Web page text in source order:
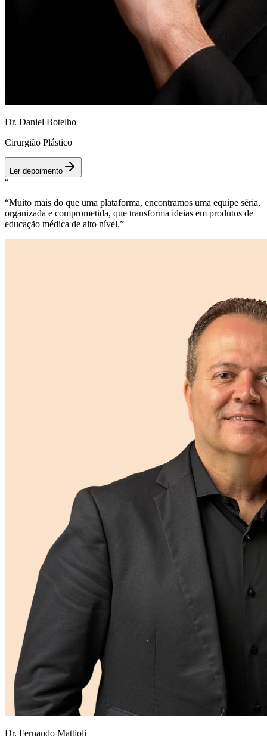
Dr. Daniel Botelho
Cirurgião Plástico
Ler depoimento
“
“Muito mais do que uma plataforma, encontramos uma equipe séria,
organizada e comprometida, que transforma ideias em produtos de
educação médica de alto nível.”
Dr. Fernando Mattioli